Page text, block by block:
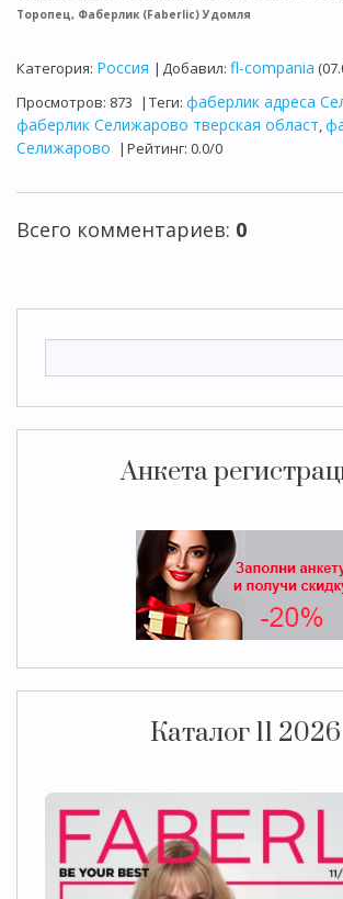
Анкета
Каталог 11 2026
Торопец, Фаберлик (Faberlic) Удомля
Категория: Россия | Добавил: fl-compania
Просмотров: 873 | Теги: фаберлик адреса
фаберлик Селижарово тверская област,
Селижарово | Рейтинг: 0.0/0
Всего комментариев: 0